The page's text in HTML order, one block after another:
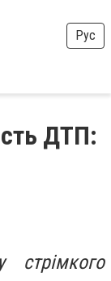
Рус
ДТП:
стрімкого